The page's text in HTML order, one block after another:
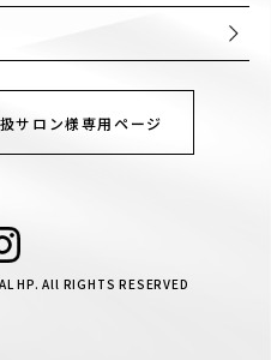
サロン様専用ページ
HP. All RIGHTS RESERVED